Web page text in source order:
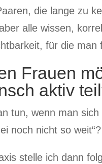
die lange zu
alle wissen,
für die man
Frauen
aktiv
tun, wenn man
noch nicht so weit“?
stelle ich dann